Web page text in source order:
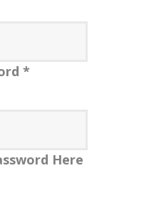
*
Here